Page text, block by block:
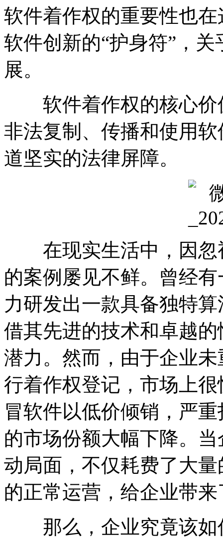
软件着作权的重要性也
软件创新的“护身符”，
展。
软件着作权的核心价
非法复制、传播和使用
道坚实的法律屏障。
在现实生活中，因忽
的案例屡见不鲜。曾经
力研发出一款具备独特
借其先进的技术和卓越
潜力。然而，由于企业
行着作权登记，市场上
冒软件以低价倾销，严
的市场份额大幅下降。
动局面，不仅耗费了大
的正常运营，给企业带
那么，企业究竟该如